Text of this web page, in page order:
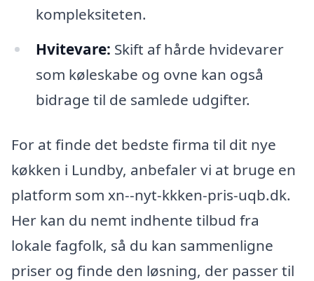
kompleksiteten.
Hvitevare: Skift af hårde hvidevarer
som køleskabe og ovne kan også
bidrage til de samlede udgifter.
For at finde det bedste firma til dit nye
køkken i Lundby, anbefaler vi at bruge en
platform som xn--nyt-kkken-pris-uqb.dk.
Her kan du nemt indhente tilbud fra
lokale fagfolk, så du kan sammenligne
priser og finde den løsning, der passer til